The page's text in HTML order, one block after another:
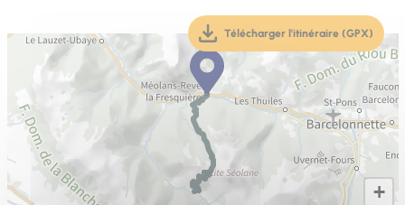
+
Télécharger l'itinéraire (GPX)
(téléchargement,